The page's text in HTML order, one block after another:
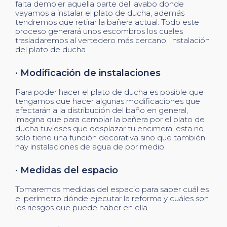
falta demoler aquella parte del lavabo donde
vayamos a instalar el plato de ducha, además
tendremos que retirar la bañera actual. Todo este
proceso generará unos escombros los cuales
trasladaremos al vertedero más cercano. Instalación
del plato de ducha
· Modificación de instalaciones
Para poder hacer el plato de ducha es posible que
tengamos que hacer algunas modificaciones que
afectarán a la distribución del baño en general,
imagina que para cambiar la bañera por el plato de
ducha tuvieses que desplazar tu encimera, esta no
solo tiene una función decorativa sino que también
hay instalaciones de agua de por medio.
· Medidas del espacio
Tomaremos medidas del espacio para saber cuál es
el perímetro dónde ejecutar la reforma y cuáles son
los riesgos que puede haber en ella.